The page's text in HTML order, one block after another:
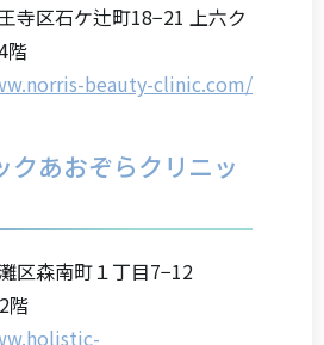
寺区石ケ辻町18−21 上六ク
階
beauty-clinic.com/
クあおぞらクリニッ
区森南町１丁目7−12
階